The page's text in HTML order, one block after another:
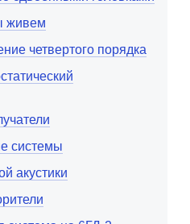
живем
четвертого порядка
системы
акустики